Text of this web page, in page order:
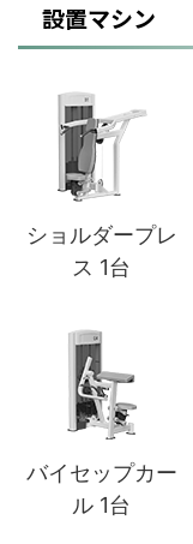
設置マシン
ショルダープレ
ス 1台
バイセップカー
ル 1台